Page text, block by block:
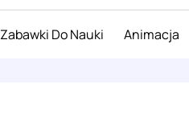
Zabawki Do Nauki Animacja